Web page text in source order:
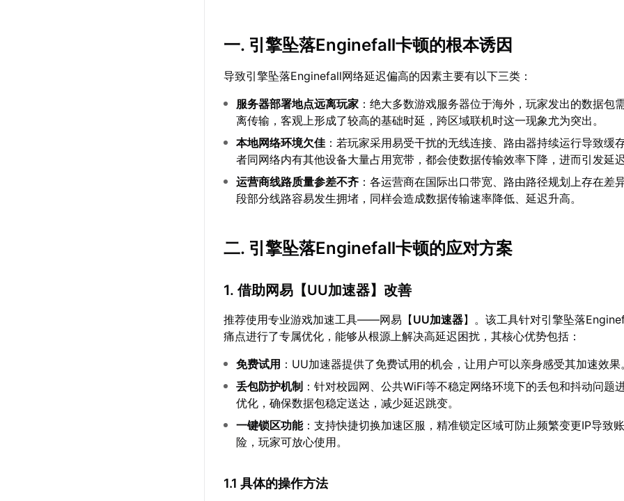
一. 引擎坠落Enginefall卡顿的根本诱因
导致引擎坠落Enginefall网络延迟偏高的因素主要有以下三类：
服务器部署地点远离玩家 ：绝大多数游戏服务器位于海外，玩家发出的数据包
离传输，客观上形成了较高的基础时延，跨区域联机时这一现象尤为突出。
本地网络环境欠佳 ：若玩家采用易受干扰的无线连接、路由器持续运行导致缓
者同网络内有其他设备大量占用宽带，都会使数据传输效率下降，进而引发延
运营商线路质量参差不齐 ：各运营商在国际出口带宽、路由路径规划上存在差
段部分线路容易发生拥堵，同样会造成数据传输速率降低、延迟升高。
二. 引擎坠落Enginefall卡顿的应对方案
1. 借助网易【UU加速器】改善
推荐使用专业游戏加速工具——网易【UU加速器】。该工具针对引擎坠落
痛点进行了专属优化，能够从根源上解决高延迟困扰，其核心优势包括：
免费试用 ：UU加速器提供了免费试用的机会，让用户可以亲身感受其加速效果
丢包防护机制 ：针对校园网、公共WiFi等不稳定网络环境下的丢包和抖动问题
优化，确保数据包稳定送达，减少延迟跳变。
一键锁区功能：支持快捷切换加速区服，精准锁定区域可防止频繁变更IP导致
险，玩家可放心使用。
1.1 具体的操作方法